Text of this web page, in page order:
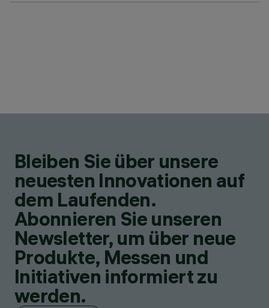
Bleiben Sie über unsere
neuesten Innovationen auf
dem Laufenden.
Abonnieren Sie unseren
Newsletter, um über neue
Produkte, Messen und
Initiativen informiert zu
werden.